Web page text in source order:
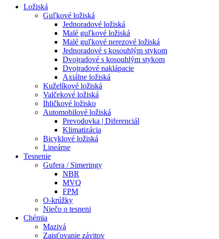
Ložiská
Guľkové ložiská
Jednoradové ložiská
Malé guľkové ložiská
Malé guľkové nerezové ložiská
Jednoradové s kosouhlým stykom
Dvojradové s kosouhlým stykom
Dvojradové naklápacie
Axiálne ložiská
Kuželíkové ložiská
Valčekové ložiská
Ihličkové ložisko
Automobilové ložiská
Prevodovka | Diferenciál
Klimatizácia
Bicyklové ložiská
Lineárne
Tesnenie
Gufera / Simeringy
NBR
MVQ
FPM
O-krúžky
Niečo o tesneni
Chémia
Mazivá
Zaisťovanie závitov